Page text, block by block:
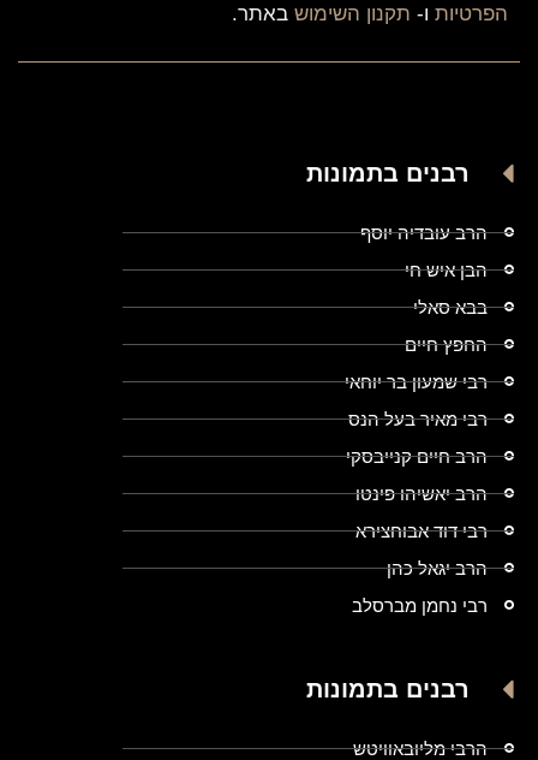
הפרטיות ו- תקנון השימוש באתר.
רבנים בתמונות
הרב עובדיה יוסף
הבן איש חי
בבא סאלי
החפץ חיים
רבי שמעון בר יוחאי
רבי מאיר בעל הנס
הרב חיים קנייבסקי
הרב יאשיהו פינטו
רבי דוד אבוחצירא
הרב יגאל כהן
רבי נחמן מברסלב
רבנים בתמונות
הרבי מליובאוויטש